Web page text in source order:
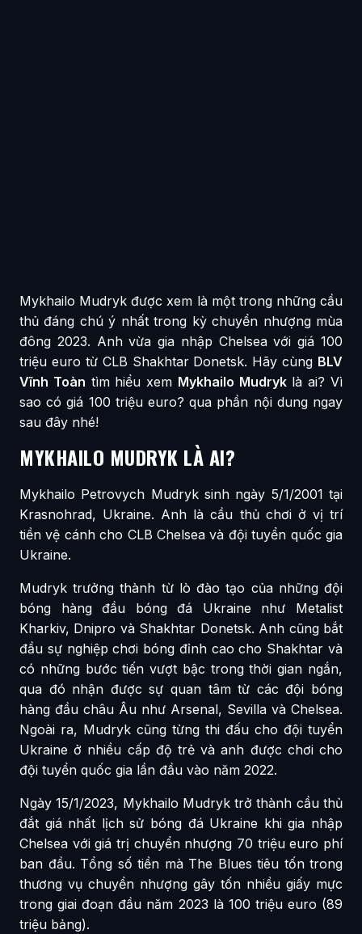
Mykhailo Mudryk được xem là một trong những cầu
thủ đáng chú ý nhất trong kỳ chuyển nhượng mùa
đông 2023. Anh vừa gia nhập Chelsea với giá 100
triệu euro từ CLB Shakhtar Donetsk. Hãy cùng BLV
Vĩnh Toàn tìm hiểu xem Mykhailo Mudryklà ai? Vì
sao có giá 100 triệu euro? qua phần nội dung ngay
sau đây nhé!
MYKHAILO MUDRYK LÀ AI?
Mykhailo Petrovych Mudryk sinh ngày 5/1/2001 tại
Krasnohrad, Ukraine. Anh là cầu thủ chơi ở vị trí
tiền vệ cánh cho CLB Chelsea và đội tuyển quốc gia
Ukraine.
Mudryk trưởng thành từ lò đào tạo của những đội
bóng hàng đầu bóng đá Ukraine như Metalist
Kharkiv, Dnipro và Shakhtar Donetsk. Anh cũng bắt
đầu sự nghiệp chơi bóng đỉnh cao cho Shakhtar và
có những bước tiến vượt bậc trong thời gian ngắn,
qua đó nhận được sự quan tâm từ các đội bóng
hàng đầu châu Âu như Arsenal, Sevilla và Chelsea.
Ngoài ra, Mudryk cũng từng thi đấu cho đội tuyển
Ukraine ở nhiều cấp độ trẻ và anh được chơi cho
đội tuyển quốc gia lần đầu vào năm 2022.
Ngày 15/1/2023, Mykhailo Mudryk trở thành cầu thủ
đắt giá nhất lịch sử bóng đá Ukraine khi gia nhập
Chelsea với giá trị chuyển nhượng 70 triệu euro phí
ban đầu. Tổng số tiền mà The Blues tiêu tốn trong
thương vụ chuyển nhượng gây tốn nhiều giấy mực
trong giai đoạn đầu năm 2023 là 100 triệu euro (89
triệu bảng).